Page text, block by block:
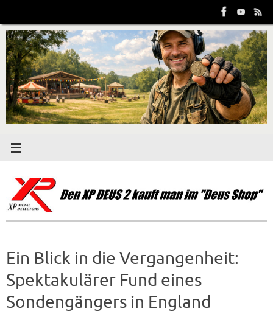
Inhalt
springen
Ein Blick in die Vergangenheit:
Spektakulärer Fund eines
Sondengängers in England